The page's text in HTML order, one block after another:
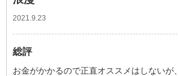
2021.9.23
総評
お金がかかるので正直オススメはしないが、